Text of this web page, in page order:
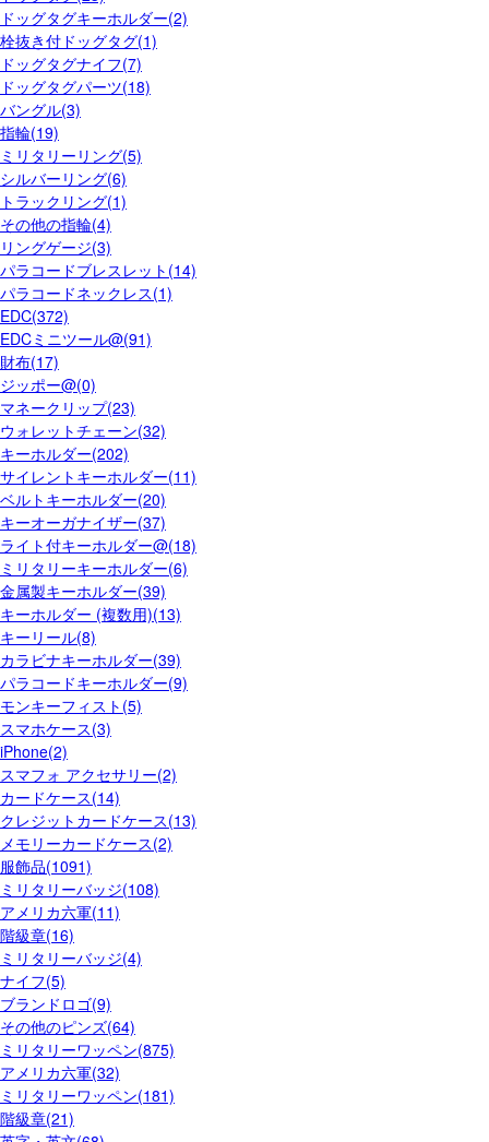
ドッグタグキーホルダー(2)
栓抜き付ドッグタグ(1)
ドッグタグナイフ(7)
ドッグタグパーツ(18)
バングル(3)
指輪(19)
ミリタリーリング(5)
シルバーリング(6)
トラックリング(1)
その他の指輪(4)
リングゲージ(3)
パラコードブレスレット(14)
パラコードネックレス(1)
EDC(372)
EDCミニツール@(91)
財布(17)
ジッポー@(0)
マネークリップ(23)
ウォレットチェーン(32)
キーホルダー(202)
サイレントキーホルダー(11)
ベルトキーホルダー(20)
キーオーガナイザー(37)
ライト付キーホルダー@(18)
ミリタリーキーホルダー(6)
金属製キーホルダー(39)
キーホルダー (複数用)(13)
キーリール(8)
カラビナキーホルダー(39)
パラコードキーホルダー(9)
モンキーフィスト(5)
スマホケース(3)
iPhone(2)
スマフォ アクセサリー(2)
カードケース(14)
クレジットカードケース(13)
メモリーカードケース(2)
服飾品(1091)
ミリタリーバッジ(108)
アメリカ六軍(11)
階級章(16)
ミリタリーバッジ(4)
ナイフ(5)
ブランドロゴ(9)
その他のピンズ(64)
ミリタリーワッペン(875)
アメリカ六軍(32)
ミリタリーワッペン(181)
階級章(21)